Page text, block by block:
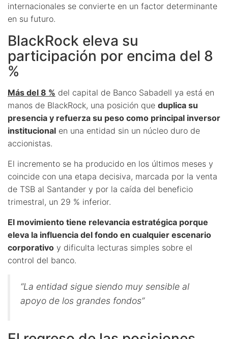
internacionales se convierte en un factor determinante
en su futuro.
BlackRock eleva su
participación por encima del 8
%
Más del 8 % del capital de Banco Sabadell ya está en
manos de BlackRock, una posición que duplica su
presencia y refuerza su peso como principal inversor
institucional en una entidad sin un núcleo duro de
accionistas.
El incremento se ha producido en los últimos meses y
coincide con una etapa decisiva, marcada por la venta
de TSB al Santander y por la caída del beneficio
trimestral, un 29 % inferior.
El movimiento tiene relevancia estratégica porque
eleva la influencia del fondo en cualquier escenario
corporativo y dificulta lecturas simples sobre el
control del banco.
“La entidad sigue siendo muy sensible al
apoyo de los grandes fondos”